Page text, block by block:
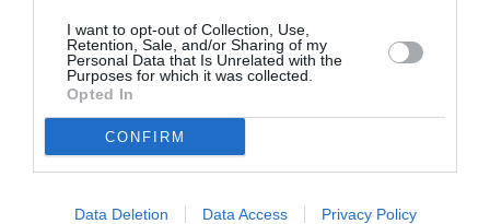
I want to opt-out of Collection, Use,
Retention, Sale, and/or Sharing of my
Personal Data that Is Unrelated with the
Purposes for which it was collected.
Opted In
CONFIRM
Data Deletion Data Access Privacy Policy